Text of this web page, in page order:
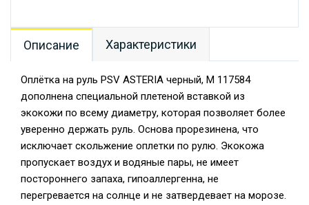
Описание Характеристики
Оплётка на руль PSV ASTERIA черный, M 117584
дополнена специальной плетеной вставкой из
экокожи по всему диаметру, которая позволяет более
уверенно держать руль. Основа прорезинена, что
исключает скольжение оплетки по рулю. Экокожа
пропускает воздух и водяные пары, не имеет
постороннего запаха, гипоаллергенна, не
перегревается на солнце и не затвердевает на морозе.